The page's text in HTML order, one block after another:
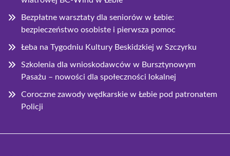
Bezpłatne warsztaty dla seniorów w Łebie:
bezpieczeństwo osobiste i pierwsza pomoc
Łeba na Tygodniu Kultury Beskidzkiej w Szczyrku
Szkolenia dla wnioskodawców w Bursztynowym
Pasażu – nowości dla społeczności lokalnej
Coroczne zawody wędkarskie w Łebie pod patronatem
Policji